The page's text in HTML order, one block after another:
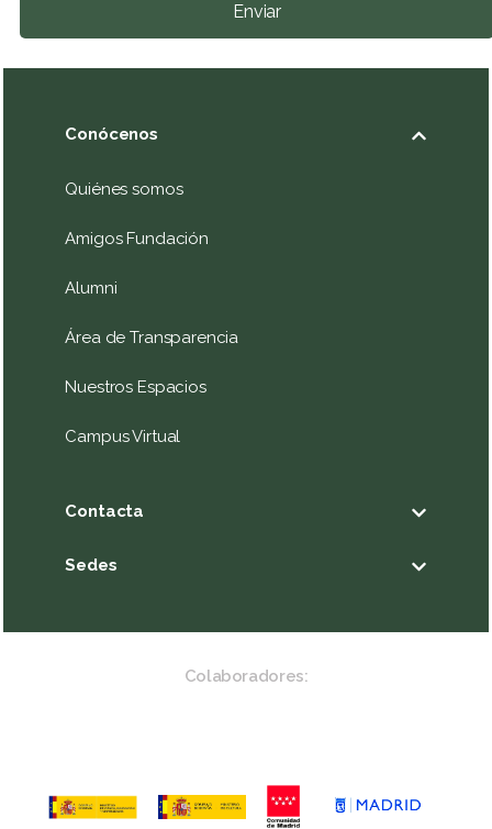
Enviar
Conócenos
Quiénes somos
Amigos Fundación
Alumni
Área de Transparencia
Nuestros Espacios
Campus Virtual
Contacta
Sedes
Colaboradores: